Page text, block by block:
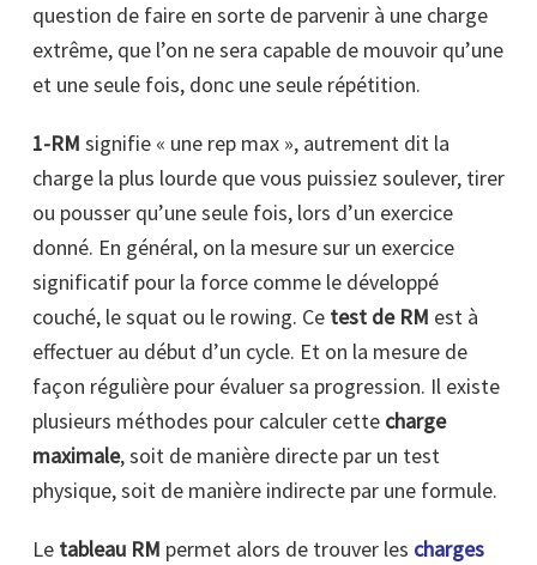
question de faire en sorte de parvenir à une charge
extrême, que l’on ne sera capable de mouvoir qu’une
et une seule fois, donc une seule répétition.
1-RM signifie « une rep max », autrement dit la
charge la plus lourde que vous puissiez soulever, tirer
ou pousser qu’une seule fois, lors d’un exercice
donné. En général, on la mesure sur un exercice
significatif pour la force comme le développé
couché, le squat ou le rowing. Ce test de RM est à
effectuer au début d’un cycle. Et on la mesure de
façon régulière pour évaluer sa progression. Il existe
plusieurs méthodes pour calculer cette charge
maximale, soit de manière directe par un test
physique, soit de manière indirecte par une formule.
Le tableau RM permet alors de trouver les charges